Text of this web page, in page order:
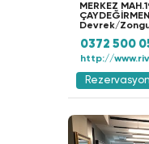
MERKEZ
Devrek/
0372 500
http://
Rezervasyon